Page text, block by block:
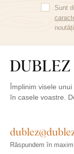
Sunt
Împlinim visele
în casele voastre.
Răspundem în